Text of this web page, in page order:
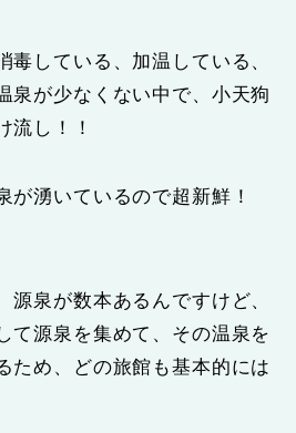
毒している、加温している、
泉が少なくない中で、小天狗
流し！！
が湧いているので超新鮮！
源泉が数本あるんですけど、
て源泉を集めて、その温泉を
ため、どの旅館も基本的には